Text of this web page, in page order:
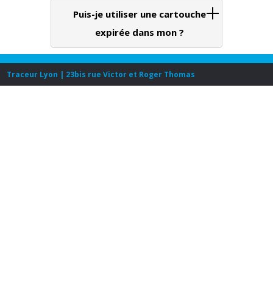
Puis-je utiliser une cartouche
expirée dans mon ?
Traceur Lyon | 23bis rue Victor et Roger Thomas